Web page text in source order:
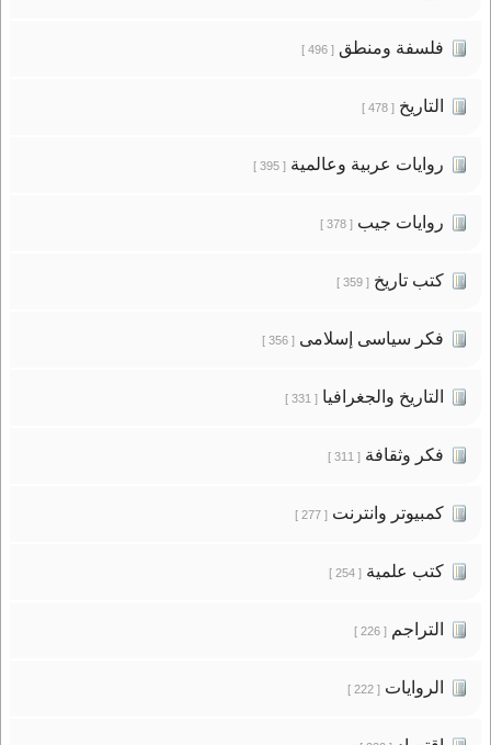
فلسفة ومنطق[ 496 ]
التاريخ[ 478 ]
روايات عربية وعالمية[ 395 ]
روايات جيب[ 378 ]
كتب تاريخ[ 359 ]
فكر سياسى إسلامى[ 356 ]
التاريخ والجغرافيا[ 331 ]
فكر وثقافة[ 311 ]
كمبيوتر وانترنت[ 277 ]
كتب علمية[ 254 ]
التراجم[ 226 ]
الروايات[ 222 ]